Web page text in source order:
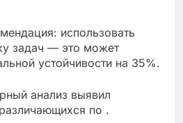
использовать
задач — это может
устойчивости на 35%.
анализ выявил
по .